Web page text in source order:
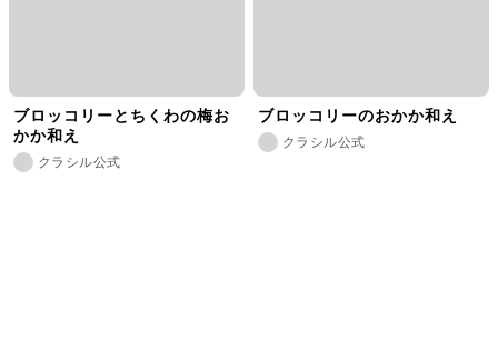
ブロッコリーとちくわの梅お
かか和え
クラシル公式
ブロッコリーのおかか和え
クラシル公式